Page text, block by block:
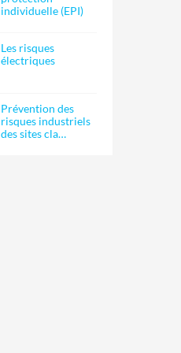
individuelle (EPI)
Les risques
électriques
Prévention des
risques industriels
des sites cla…